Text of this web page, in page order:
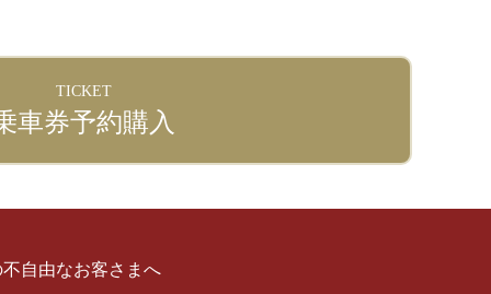
TICKET
車券予約購入
自由なお客さまへ